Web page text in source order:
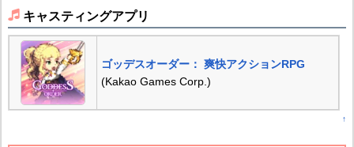
キャスティングアプリ
ゴッデスオーダー： 爽快アクションRPG
(Kakao Games Corp.)
↑